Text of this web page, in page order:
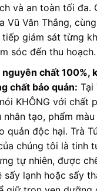
và an toàn tối đa.
Vũ Văn Thắng,
tiếp giám sát từng
sóc đến thu hoạch.
nguyên chất 100%,
chất bảo quản: Tại
KHÔNG với chất
nhân tạo, phẩm
quản độc hại. Trà
chúng tôi là tinh
tự nhiên, được
sấy lạnh hoặc sấy